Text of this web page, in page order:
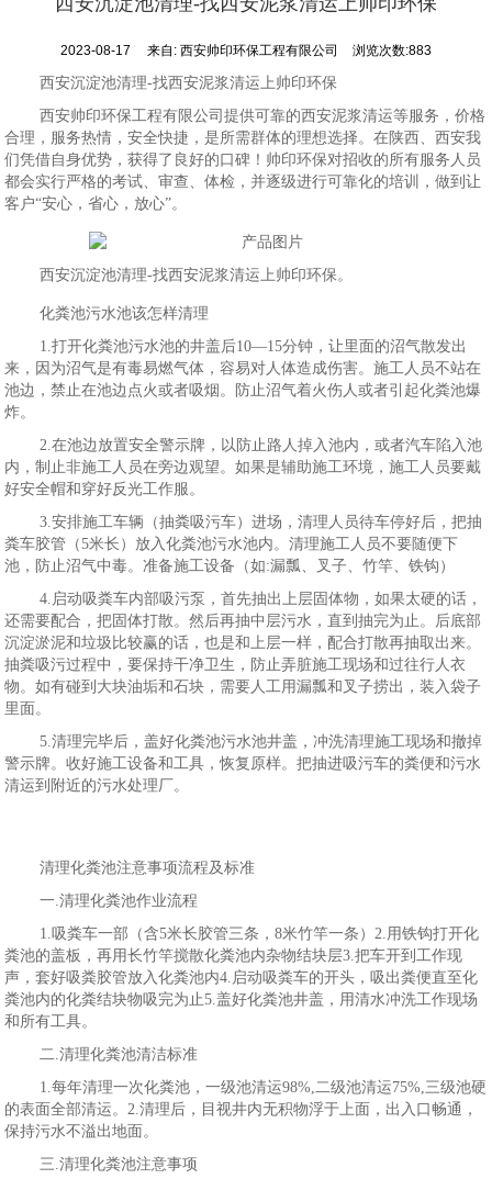
2023-08-17 来自:西安帅印环保工程有限公司 浏览次数:883
西安沉淀池清理-找西安泥浆清运上帅印环保
西安帅印环保工程有限公司提供可靠的西安泥浆清运等服务，价格
合理，服务热情，安全快捷，是所需群体的理想选择。在陕西、西安我
们凭借自身优势，获得了良好的口碑！帅印环保对招收的所有服务人员
都会实行严格的考试、审查、体检，并逐级进行可靠化的培训，做到让
客户“安心，省心，放心”。
西安沉淀池清理-找西安泥浆清运上帅印环保。
化粪池污水池该怎样清理
1.打开化粪池污水池的井盖后10—15分钟，让里面的沼气散发出
来，因为沼气是有毒易燃气体，容易对人体造成伤害。施工人员不站在
池边，禁止在池边点火或者吸烟。防止沼气着火伤人或者引起化粪池爆
炸。
2.在池边放置安全警示牌，以防止路人掉入池内，或者汽车陷入池
内，制止非施工人员在旁边观望。如果是辅助施工环境，施工人员要戴
好安全帽和穿好反光工作服。
3.安排施工车辆（抽粪吸污车）进场，清理人员待车停好后，把抽
粪车胶管（5米长）放入化粪池污水池内。清理施工人员不要随便下
池，防止沼气中毒。准备施工设备（如:漏瓢、叉子、竹竿、铁钩）
4.启动吸粪车内部吸污泵，首先抽出上层固体物，如果太硬的话，
还需要配合，把固体打散。然后再抽中层污水，直到抽完为止。后底部
沉淀淤泥和垃圾比较赢的话，也是和上层一样，配合打散再抽取出来。
抽粪吸污过程中，要保持干净卫生，防止弄脏施工现场和过往行人衣
物。如有碰到大块油垢和石块，需要人工用漏瓢和叉子捞出，装入袋子
里面。
5.清理完毕后，盖好化粪池污水池井盖，冲洗清理施工现场和撤掉
警示牌。收好施工设备和工具，恢复原样。把抽进吸污车的粪便和污水
清运到附近的污水处理厂。
清理化粪池注意事项流程及标准
一.清理化粪池作业流程
1.吸粪车一部（含5米长胶管三条，8米竹竿一条）2.用铁钩打开化
粪池的盖板，再用长竹竿搅散化粪池内杂物结块层3.把车开到工作现
声，套好吸粪胶管放入化粪池内4.启动吸粪车的开头，吸出粪便直至化
粪池内的化粪结块物吸完为止5.盖好化粪池井盖，用清水冲洗工作现场
和所有工具。
二.清理化粪池清洁标准
1.每年清理一次化粪池，一级池清运98%,二级池清运75%,三级池硬
的表面全部清运。2.清理后，目视井内无积物浮于上面，出入口畅通，
保持污水不溢出地面。
三.清理化粪池注意事项